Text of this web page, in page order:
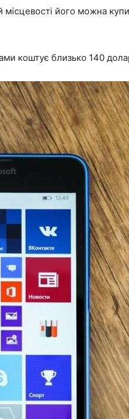
його можна
коштує близько 140